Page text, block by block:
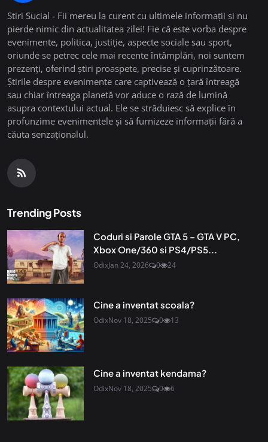
Stiri Sucial - Fii mereu la curent cu ultimele informații și nu
pierde nimic din actualitatea zilei! Fie că este vorba despre
evenimente, politica, justiție, aspecte sociale sau sport,
oriunde se petrec cele mai recente întâmplări, noi suntem
prezenți, oferind știri proaspete, precise și cuprinzătoare.
Știrile despre evenimente care captivează o țară întreagă
sau chiar întreaga planetă vor aduce o rază de lumină
asupra contextului actual. Ele se străduiesc să explice în
profunzime evenimentele și să furnizeze informații fără a
căuta senzaționalul.
Trending Posts
Coduri si Parole GTA 5 – GTA V PC,
Xbox One/360 si PS4/PS5...
OdixJan 24, 2026 0 24
Cine a inventat scoala?
OdixNov 18, 2025 0 13
Cine a inventat kendama?
OdixNov 18, 2025 0 6